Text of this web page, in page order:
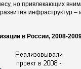
но привлекающих
инфраструктур –
в России, 2008-2009